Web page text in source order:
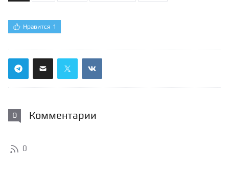
Нравится 1
0 Комментарии
0